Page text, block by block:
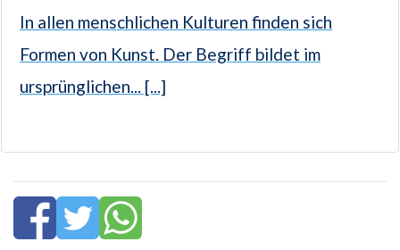
In allen menschlichen Kulturen finden sich
Formen von Kunst. Der Begriff bildet im
ursprünglichen... [...]